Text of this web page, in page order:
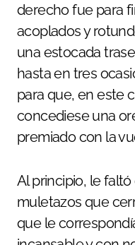
derecho fue para
acoplados y
una estocada
hasta en tres
para que, en este
concediese una
premiado con la
Al principio, le
muletazos que
que le